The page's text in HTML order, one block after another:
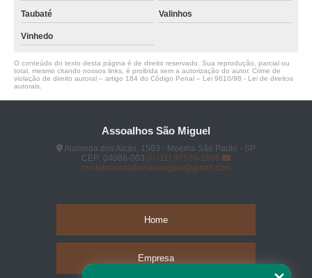
Taubaté Valinhos
Vinhedo
O conteúdo do texto desta página é de direito reservado. Sua reprodução, parcial ou
total, mesmo citando nossos links, é proibida sem a autorização do autor. Crime de
violação de direito autoral – artigo 184 do Código Penal – Lei 9610/98 - Lei de direitos
autorais
Assoalhos São Miguel
Alameda dos Aicás, 1563 - Moema São Paulo - SP
CEP: 04086-003
(11) 97589-1666
contatoassoalhosaomiguel@gmail.com
Home
Empresa